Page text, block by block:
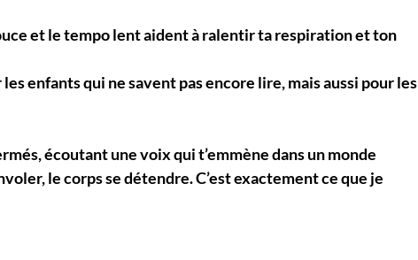
et le tempo lent aident à ralentir ta respiration et ton
enfants qui ne savent pas encore lire, mais aussi pour les
écoutant une voix qui t’emmène dans un monde
le corps se détendre. C’est exactement ce que je